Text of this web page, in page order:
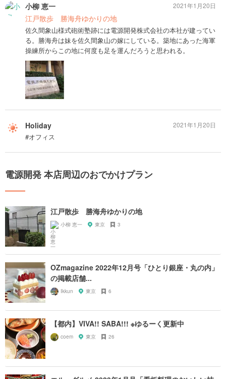
小柳 恵一
江戸散歩 勝海舟ゆかりの地
佐久間象山様式砲術塾跡には電源開発株式会社の本社が建ってい
る。勝海舟は妹を佐久間象山の嫁にしている。築地にあった海軍
操練所からこの地に何度も足を運んだろうと思われる。
2021年1月20日
Holiday
#オフィス
2021年1月20日
電源開発 本店周辺のおでかけプラン
江戸散歩 勝海舟ゆかりの地
小柳 恵一 東京 3
OZmagazine 2022年12月号「ひとり銀座・丸の内」
の掲載店舗...
Ikkun 東京 6
【都内】VIVA!! SABA!!! ※ゆるーく更新中
coem 東京 26